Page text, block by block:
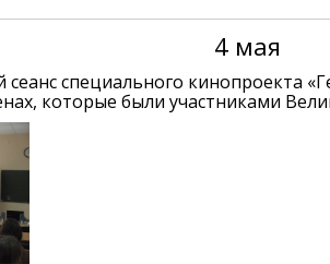
4 мая
сеанс специального кинопроекта
которые были участниками